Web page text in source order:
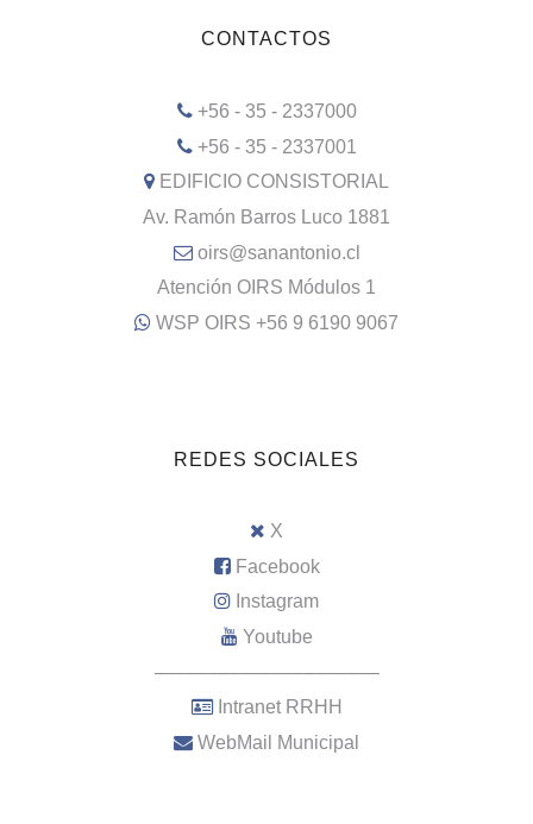
CONTACTOS
+56 - 35 - 2337000
+56 - 35 - 2337001
EDIFICIO CONSISTORIAL
Av. Ramón Barros Luco 1881
oirs@sanantonio.cl
Atención OIRS Módulos 1
WSP OIRS +56 9 6190 9067
REDES SOCIALES
X
Facebook
Instagram
Youtube
–––––––––––––––––––––
Intranet RRHH
WebMail Municipal